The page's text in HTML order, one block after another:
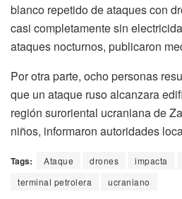
blanco repetido de ataques con
casi completamente sin
ataques nocturnos, publicaron
Por otra parte, ocho personas
que un ataque ruso alcanzara
región suroriental ucraniana de
niños, informaron autoridades
Tags: Ataque drones impacta
terminal petrolera
ucraniano